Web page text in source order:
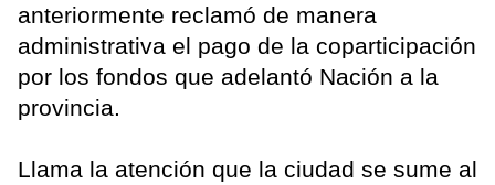
anteriormente reclamó de manera
administrativa el pago de la coparticipación
por los fondos que adelantó Nación a la
provincia.
Llama la atención que la ciudad se sume al